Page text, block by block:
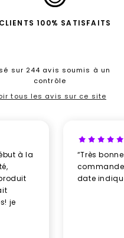
CLIENTS 100% SATISFAITS
sur 244 avis soumis à un
contrôle
tous les avis sur ce site
à la
je
“Très
date